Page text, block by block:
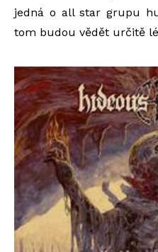
jedná o all star grupu
tom budou vědět určitě